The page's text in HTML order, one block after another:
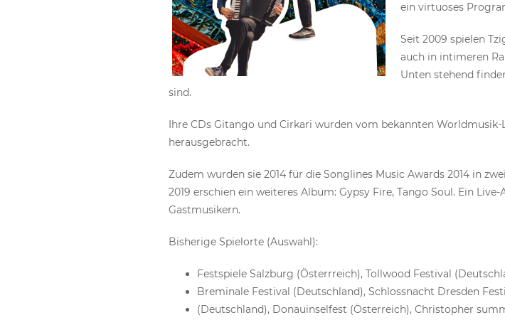
ein virtuoses
Seit 2009 spielen
auch in intimeren
Unten stehend
sind.
Ihre CDs Gitango und Cirkari wurden vom bekannten
herausgebracht.
Zudem wurden sie 2014 für die Songlines Music Awards 2014 in
2019 erschien ein weiteres Album: Gypsy Fire, Tango Soul. Ein
Gastmusikern.
Bisherige Spielorte (Auswahl):
Festspiele Salzburg (Österrreich), Tollwood Festival
Breminale Festival (Deutschland), Schlossnacht Dresden
(Deutschland), Donauinselfest (Österreich), Christopher